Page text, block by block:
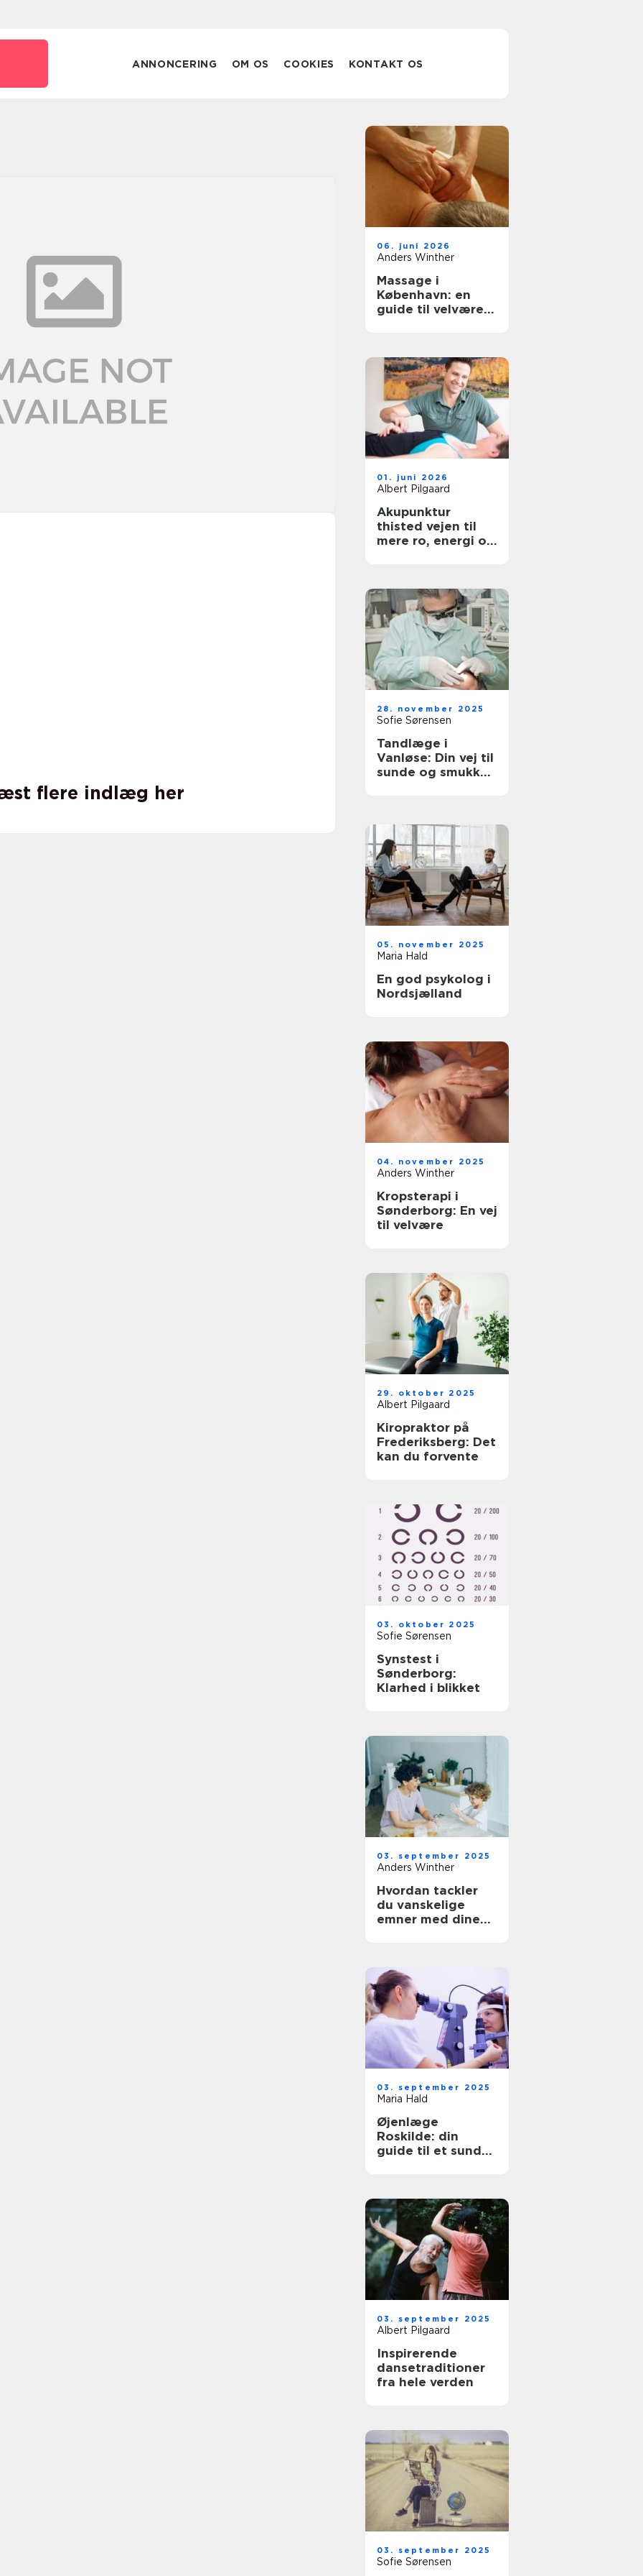
ANNONCERING OM OS COOKIES KONTAKT OS
flere indlæg her
06. juni 2026
Anders Winther
Massage i
København: en
guide til velvære i
01. juni 2026
Albert Pilgaard
Akupunktur
thisted vejen til
mere ro, energi og
28. november 2025
Sofie Sørensen
Tandlæge i
Vanløse: Din vej til
sunde og smukke
05. november 2025
Maria Hald
En god psykolog i
Nordsjælland
04. november 2025
Anders Winther
Kropsterapi i
Sønderborg: En vej
til velvære
29. oktober 2025
Albert Pilgaard
Kiropraktor på
Frederiksberg: Det
kan du forvente
03. oktober 2025
Sofie Sørensen
Synstest i
Sønderborg:
Klarhed i blikket
03. september 2025
Anders Winther
Hvordan tackler
du vanskelige
emner med dine
03. september 2025
Maria Hald
Øjenlæge
Roskilde: din
guide til et sundt
03. september 2025
Albert Pilgaard
Inspirerende
dansetraditioner
fra hele verden
03. september 2025
Sofie Sørensen